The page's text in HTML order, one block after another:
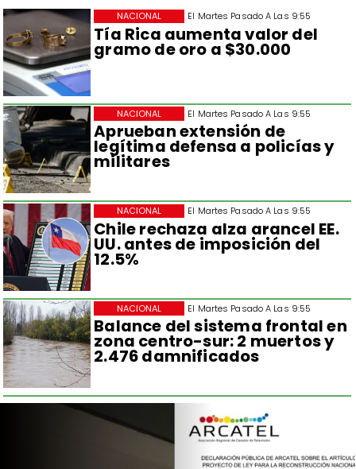
El Martes Pasado A Las 9:55
Tía Rica aumenta valor del
gramo de oro a $30.000
NACIONAL
El Martes Pasado A Las 9:55
Aprueban extensión de
legítima defensa a policías y
militares
NACIONAL
El Martes Pasado A Las 9:55
Chile rechaza alza arancel EE.
UU. antes de imposición del
12.5%
NACIONAL
El Martes Pasado A Las 9:55
Balance del sistema frontal en
zona centro-sur: 2 muertos y
2.476 damnificados
NACIONAL